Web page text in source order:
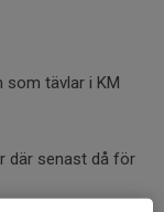
tävlar i KM
där senast då för